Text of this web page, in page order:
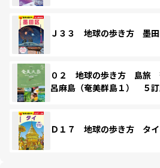
Ｊ３３ 地球の歩き方 墨
０２ 地球の歩き方 島旅
呂麻島（奄美群島１） ５
Ｄ１７ 地球の歩き方 タ